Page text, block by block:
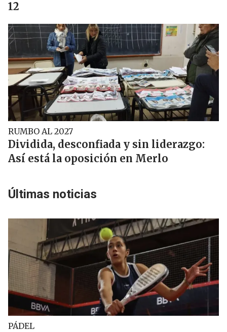
12
RUMBO AL 2027
Dividida, desconfiada y sin liderazgo:
Así está la oposición en Merlo
Últimas noticias
PÁDEL